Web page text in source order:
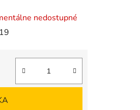
nedostupné